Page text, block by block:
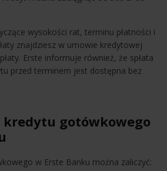
wysokości rat, terminu płatności i
znajdziesz w umowie kredytowej
Erste informuje również, że spłata
przed terminem jest dostępna bez
gotówkowego
w Erste Banku można zaliczyć: